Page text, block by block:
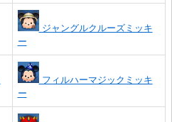
ジャングルクルーズミッキ
ー
フィルハーマジックミッキ
ー